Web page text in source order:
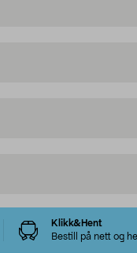
Klikk&Hent
Bestill på nett og